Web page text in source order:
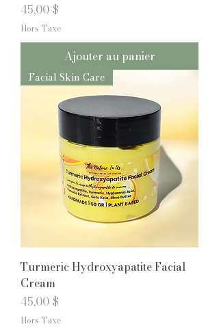
Prix
45,00 $
Hors Taxe
Ajouter au panier
Facial Skin Care
Turmeric Hydroxyapatite Facial
Cream
Prix
45,00 $
Hors Taxe